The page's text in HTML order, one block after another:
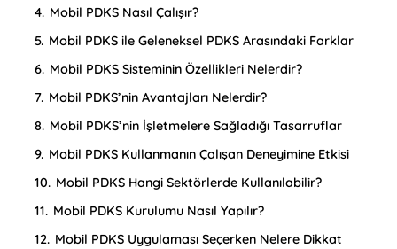
4. Mobil PDKS Nasıl Çalışır?
5. Mobil PDKS ile Geleneksel PDKS Arasındaki Farklar
6. Mobil PDKS Sisteminin Özellikleri Nelerdir?
7. Mobil PDKS’nin Avantajları Nelerdir?
8. Mobil PDKS’nin İşletmelere Sağladığı Tasarruflar
9. Mobil PDKS Kullanmanın Çalışan Deneyimine Etkisi
10. Mobil PDKS Hangi Sektörlerde Kullanılabilir?
11. Mobil PDKS Kurulumu Nasıl Yapılır?
12. Mobil PDKS Uygulaması Seçerken Nelere Dikkat